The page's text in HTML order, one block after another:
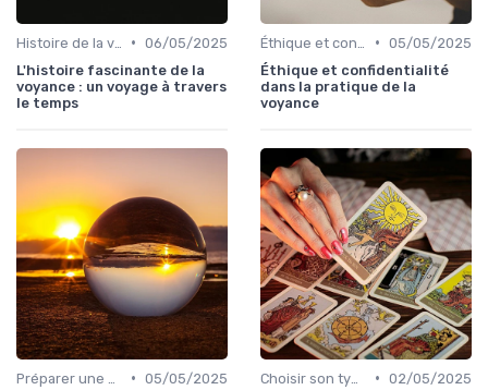
• 06/05/2025
L'histoire fascinante de la
voyance : un voyage à travers
le temps
• 05/05/2025
Éthique et confidentialité
dans la pratique de la
voyance
• 05/05/2025
• 02/05/2025